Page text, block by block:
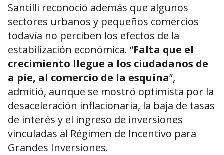
Santilli reconoció además que algunos
sectores urbanos y pequeños comercios
todavía no perciben los efectos de la
estabilización económica. “Falta que el
crecimiento llegue a los ciudadanos de
a pie, al comercio de la esquina”,
admitió, aunque se mostró optimista por la
desaceleración inflacionaria, la baja de tasas
de interés y el ingreso de inversiones
vinculadas al Régimen de Incentivo para
Grandes Inversiones.